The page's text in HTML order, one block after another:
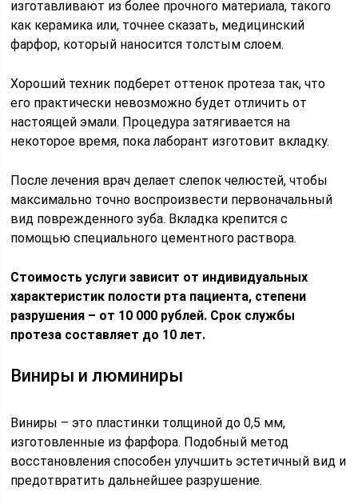
изготавливают из более прочного материала, такого
как керамика или, точнее сказать, медицинский
фарфор, который наносится толстым слоем.
Хороший техник подберет оттенок протеза так, что
его практически невозможно будет отличить от
настоящей эмали. Процедура затягивается на
некоторое время, пока лаборант изготовит вкладку.
После лечения врач делает слепок челюстей, чтобы
максимально точно воспроизвести первоначальный
вид поврежденного зуба. Вкладка крепится с
помощью специального цементного раствора.
Стоимость услуги зависит от индивидуальных
характеристик полости рта пациента, степени
разрушения – от 10 000 рублей. Срок службы
протеза составляет до 10 лет.
Виниры и люминиры
Виниры – это пластинки толщиной до 0,5 мм,
изготовленные из фарфора. Подобный метод
восстановления способен улучшить эстетичный вид и
предотвратить дальнейшее разрушение.